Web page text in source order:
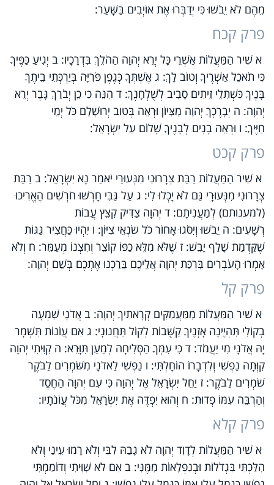
מֵהֶם לֹא יֵבֹשׁוּ כִּי יְדַבְּרוּ אֶת אוֹיְבִים בַּשָּׁעַר:
פרק קכח
א שִׁיר הַמַּעֲלוֹת אַשְׁרֵי כָּל יְרֵא יְהוָה הַהֹלֵךְ בִּדְרָכָיו: ב יְגִיעַ כַּפֶּיךָ
כִּי תֹאכֵל אַשְׁרֶיךָ וְטוֹב לָךְ: ג אֶשְׁתְּךָ כְּגֶפֶן פֹּרִיָּה בְּיַרְכְּתֵי בֵיתֶךָ
בָּנֶיךָ כִּשְׁתִלֵי זֵיתִים סָבִיב לְשֻׁלְחָנֶךָ: ד הִנֵּה כִי כֵן יְבֹרַךְ גָּבֶר יְרֵא
יְהוָה: ה יְבָרֶכְךָ יְהוָה מִצִּיּוֹן וּרְאֵה בְּטוּב יְרוּשָׁלִָם כֹּל יְמֵי
חַיֶּיךָ: ו וּרְאֵה בָנִים לְבָנֶיךָ שָׁלוֹם עַל יִשְׂרָאֵל:
פרק קכט
א שִׁיר הַמַּעֲלוֹת רַבַּת צְרָרוּנִי מִנְּעוּרַי יֹאמַר נָא יִשְׂרָאֵל: ב רַבַּת
צְרָרוּנִי מִנְּעוּרָי גַּם לֹא יָכְלוּ לִי: ג עַל גַּבִּי חָרְשׁוּ חֹרְשִׁים הֶאֱרִיכוּ
(למענותם) לְמַעֲנִיתָם: ד יְהוָה צַדִּיק קִצֵּץ עֲבוֹת
רְשָׁעִים: ה יֵבֹשׁוּ וְיִסֹּגוּ אָחוֹר כֹּל שֹׂנְאֵי צִיּוֹן: ו יִהְיוּ כַּחֲצִיר גַּגּוֹת
שֶׁקַּדְמַת שָׁלַף יָבֵשׁ: ז שֶׁלֹּא מִלֵּא כַפּוֹ קוֹצֵר וְחִצְנוֹ מְעַמֵּר: ח וְלֹא
אָמְרוּ הָעֹבְרִים בִּרְכַּת יְהוָה אֲלֵיכֶם בֵּרַכְנוּ אֶתְכֶם בְּשֵׁם יְהוָה:
פרק קל
א שִׁיר הַמַּעֲלוֹת מִמַּעֲמַקִּים קְרָאתִיךָ יְהוָה: ב אֲדֹנָי שִׁמְעָה
בְקוֹלִי תִּהְיֶינָה אָזְנֶיךָ קַשֻּׁבוֹת לְקוֹל תַּחֲנוּנָי: ג אִם עֲוֹנוֹת תִּשְׁמָר
יָהּ אֲדֹנָי מִי יַעֲמֹד: ד כִּי עִמְּךָ הַסְּלִיחָה לְמַעַן תִּוָּרֵא: ה קִוִּיתִי יְהוָה
קִוְּתָה נַפְשִׁי וְלִדְבָרוֹ הוֹחָלְתִּי: ו נַפְשִׁי לַאדֹנָי מִשֹּׁמְרִים לַבֹּקֶר
שֹׁמְרִים לַבֹּקֶר: ז יַחֵל יִשְׂרָאֵל אֶל יְהוָה כִּי עִם יְהוָה הַחֶסֶד
וְהַרְבֵּה עִמּוֹ פְדוּת: ח וְהוּא יִפְדֶּה אֶת יִשְׂרָאֵל מִכֹּל עֲוֹנֹתָיו:
פרק קלא
א שִׁיר הַמַּעֲלוֹת לְדָוִד יְהוָה לֹא גָבַהּ לִבִּי וְלֹא רָמוּ עֵינַי וְלֹא
הִלַּכְתִּי בִּגְדֹלוֹת וּבְנִפְלָאוֹת מִמֶּנִּי: ב אִם לֹא שִׁוִּיתִי וְדוֹמַמְתִּי